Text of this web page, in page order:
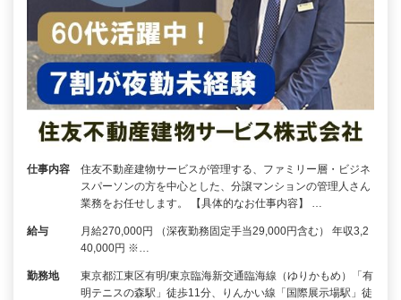
仕事内容
住友不動産建物サービスが管理する、ファミリー層・ビジネ
スパーソンの方を中心とした、分譲マンションの管理人さん
業務をお任せします。 【具体的なお仕事内容】 …
給与
月給270,000円 （深夜勤務固定手当29,000円含む） 年収3,2
40,000円 ※…
勤務地
東京都江東区有明/東京臨海新交通臨海線（ゆりかもめ）「有
明テニスの森駅」徒歩11分、りんかい線「国際展示場駅」徒